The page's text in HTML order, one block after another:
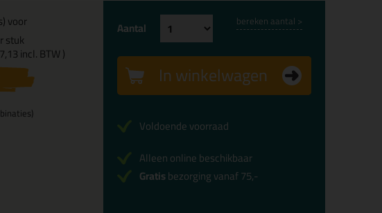
voor
stuk
13incl. BTW )
Aantal bereken aantal >
In winkelwagen
Voldoende voorraad
Alleen online beschikbaar
Gratisbezorging vanaf 75,-